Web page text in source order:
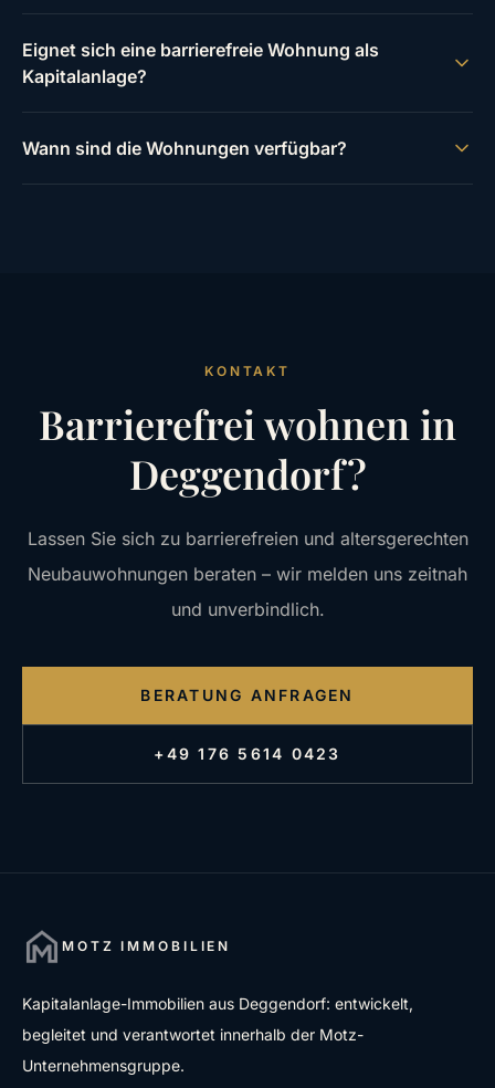
Eignet sich eine barrierefreie Wohnung als
Kapitalanlage?
Wann sind die Wohnungen verfügbar?
KONTAKT
Barrierefrei wohnen in
Deggendorf?
Lassen Sie sich zu barrierefreien und altersgerechten
Neubauwohnungen beraten – wir melden uns zeitnah
und unverbindlich.
BERATUNG ANFRAGEN
+49 176 5614 0423
MOTZ IMMOBILIEN
Kapitalanlage-Immobilien aus Deggendorf: entwickelt,
begleitet und verantwortet innerhalb der Motz-
Unternehmensgruppe.